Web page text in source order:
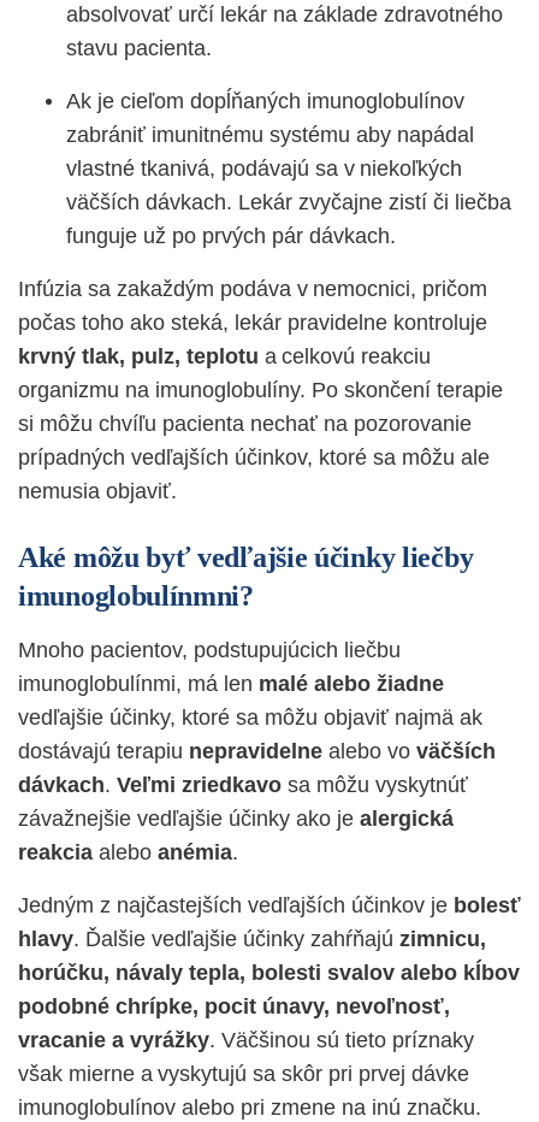
absolvovať určí lekár na základe zdravotného
stavu pacienta.
Ak je cieľom dopĺňaných imunoglobulínov
zabrániť imunitnému systému aby napádal
vlastné tkanivá, podávajú sa v niekoľkých
väčších dávkach. Lekár zvyčajne zistí či liečba
funguje už po prvých pár dávkach.
Infúzia sa zakaždým podáva v nemocnici, pričom
počas toho ako steká, lekár pravidelne kontroluje
krvný tlak, pulz, teplotu a celkovú reakciu
organizmu na imunoglobulíny. Po skončení terapie
si môžu chvíľu pacienta nechať na pozorovanie
prípadných vedľajších účinkov, ktoré sa môžu ale
nemusia objaviť.
Aké môžu byť vedľajšie účinky liečby
imunoglobulínmni?
Mnoho pacientov, podstupujúcich liečbu
imunoglobulínmi, má len malé alebo žiadne
vedľajšie účinky, ktoré sa môžu objaviť najmä ak
dostávajú terapiu nepravidelne alebo vo väčších
dávkach. Veľmi zriedkavo sa môžu vyskytnúť
závažnejšie vedľajšie účinky ako je alergická
reakcia alebo anémia.
Jedným z najčastejších vedľajších účinkov je bolesť
hlavy. Ďalšie vedľajšie účinky zahŕňajú zimnicu,
horúčku, návaly tepla, bolesti svalov alebo kĺbov
podobné chrípke, pocit únavy, nevoľnosť,
vracanie a vyrážky. Väčšinou sú tieto príznaky
však mierne a vyskytujú sa skôr pri prvej dávke
imunoglobulínov alebo pri zmene na inú značku.